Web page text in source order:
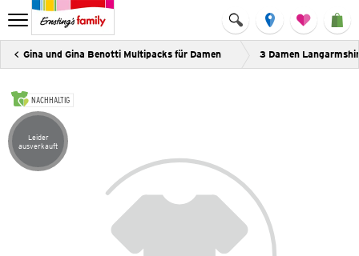
Gina und Gina Benotti Multipacks für Damen 3 Damen
NACHHALTIG
Artikel leider ausverkauft
Leider
ausverkauft